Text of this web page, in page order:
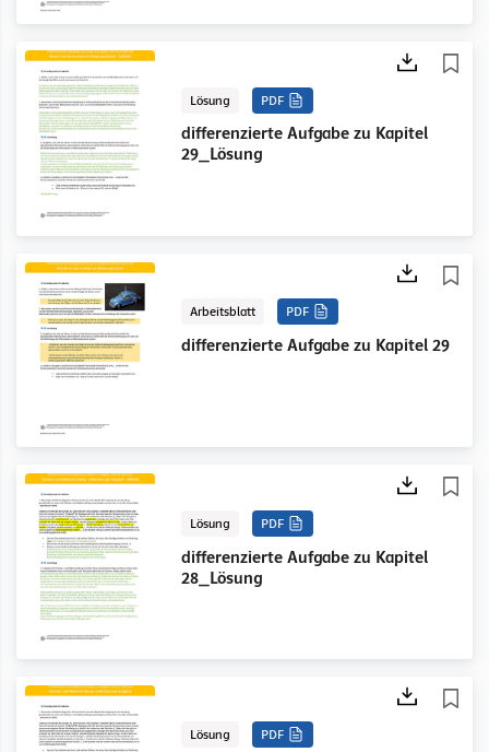
Lösung PDF
differenzierte Aufgabe zu Kapitel
29_Lösung
Arbeitsblatt PDF
differenzierte Aufgabe zu Kapitel 29
Lösung PDF
differenzierte Aufgabe zu Kapitel
28_Lösung
Lösung PDF